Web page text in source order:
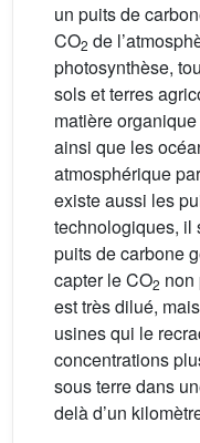
un puits de
CO2 de
photosynthèse,
sols et terres
matière
ainsi que les
atmosphérique
existe aussi les
technologiques, il
puits de carbone
capter le CO2 non
est très dilué,
usines qui le
concentrations
sous terre dans
delà d’un